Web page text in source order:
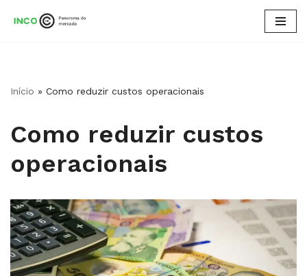
conteúdo
Início » Como reduzir custos operacionais
Como reduzir custos
operacionais